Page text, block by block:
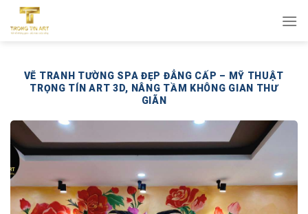
qua
VẼ TRANH TƯỜNG SPA ĐẸP ĐẲNG CẤP – MỸ THUẬT
TRỌNG TÍN ART 3D, NÂNG TẦM KHÔNG GIAN THƯ
GIÃN